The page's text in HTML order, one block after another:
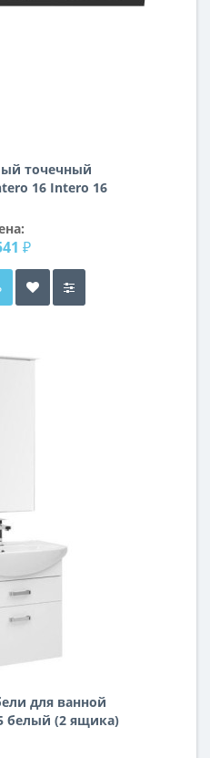
точечный
16 Intero 16
₽
для ванной
белый (2 ящика)